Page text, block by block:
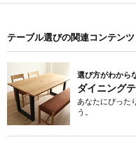
テーブル選びの関連コンテンツ
選び方がわから
ダイニング
あなたにぴった
う。